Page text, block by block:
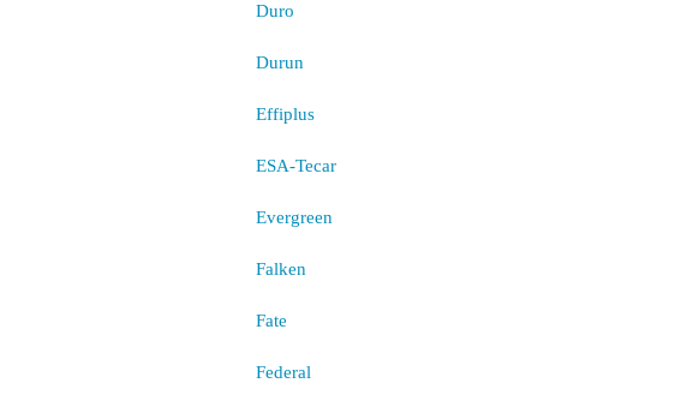
Duro
Durun
Effiplus
ESA-Tecar
Evergreen
Falken
Fate
Federal